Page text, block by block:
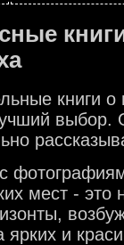
книги
выбор.
мест -
ярких и